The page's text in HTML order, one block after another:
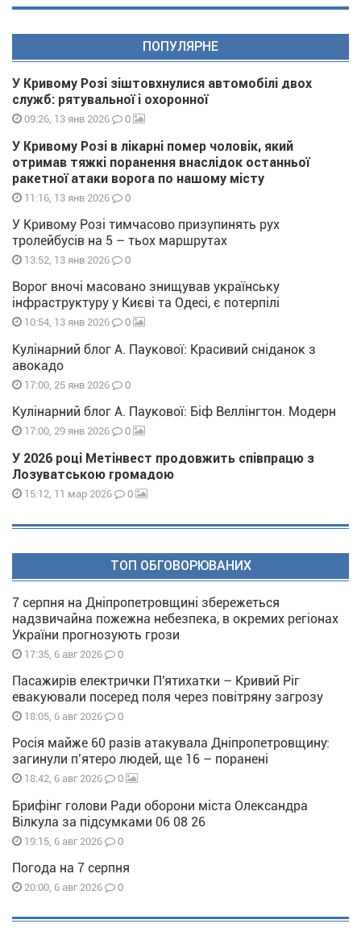
ПОПУЛЯРНЕ
У Кривому Розі зіштовхнулися автомобілі двох
служб: рятувальної і охоронної
09:26, 13 янв 2026 0
У Кривому Розі в лікарні помер чоловік, який
отримав тяжкі поранення внаслідок останньої
ракетної атаки ворога по нашому місту
11:16, 13 янв 2026 0
У Кривому Розі тимчасово призупинять рух
тролейбусів на 5 – тьох маршрутах
13:52, 13 янв 2026 0
Ворог вночі масовано знищував українську
інфраструктуру у Києві та Одесі, є потерпілі
10:54, 13 янв 2026 0
Кулінарний блог А. Паукової: Красивий сніданок з
авокадо
17:00, 25 янв 2026 0
Кулінарний блог А. Паукової: Біф Веллінгтон. Модерн
17:00, 29 янв 2026 0
У 2026 році Метінвест продовжить співпрацю з
Лозуватською громадою
15:12, 11 мар 2026 0
ТОП ОБГОВОРЮВАНИХ
7 серпня на Дніпропетровщині збережеться
надзвичайна пожежна небезпека, в окремих регіонах
України прогнозують грози
17:35, 6 авг 2026 0
Пасажирів електрички П'ятихатки – Кривий Ріг
евакуювали посеред поля через повітряну загрозу
18:05, 6 авг 2026 0
Росія майже 60 разів атакувала Дніпропетровщину:
загинули п’ятеро людей, ще 16 – поранені
18:42, 6 авг 2026 0
Брифінг голови Ради оборони міста Олександра
Вілкула за підсумками 06 08 26
19:15, 6 авг 2026 0
Погода на 7 серпня
20:00, 6 авг 2026 0